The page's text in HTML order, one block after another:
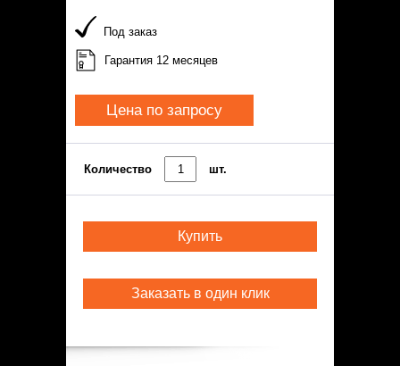
Под заказ
Гарантия 12 месяцев
Цена по запросу
Количество шт.
Купить
Заказать в один клик